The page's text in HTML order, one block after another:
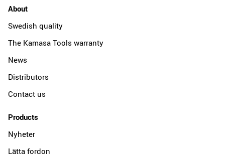
About
Swedish quality
The Kamasa Tools warranty
News
Distributors
Contact us
Products
Nyheter
Lätta fordon